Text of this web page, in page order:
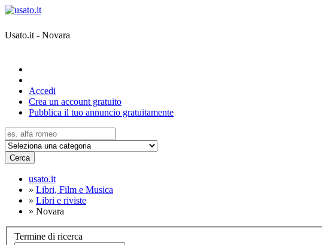
Usato.it - Novara
Accedi
Crea un account gratuito
Pubblica il tuo annuncio gratuitamente
Cerca
usato.it
» Libri, Film e Musica
» Libri e riviste
» Novara
Termine di ricerca